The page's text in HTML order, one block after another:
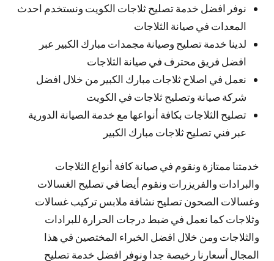
نوفر افضل خدمة تصليح ثلاجات الكويت ونستخدم احدث
المعدات في صيانة الثلاجات
لدينا خدمة تصليح وصيانة مجمدات مبارك الكبير عبر
افضل فريق محترف في صيانة الثلاجات
نعمل في اصلاح ثلاجات مبارك الكبير من خلال افضل
شركة صيانة وتصليح ثلاجات في الكويت
تصليح الثلاجات بكافة أنواعها مع خدمة الصيانة الدورية
عبر فني تصليح ثلاجات مبارك الكبير
خدمتنا ممتازة ونقوم في صيانة كافة أنواع الثلاجات
والبرادات والفريزرات ونقوم أيضا في تصليح الغسالات
وغسالات الصحون تصليح نشافة ملابس تركيب غسالات
وثلاجات كما نعمل في ضبط درجات الحرارة للبرادات
والثلاجات ومن خلال افضل الخبراء المختصين في هذا
المجال أسعارنا رخيصة جدا ونوفر افضل خدمة تصليح